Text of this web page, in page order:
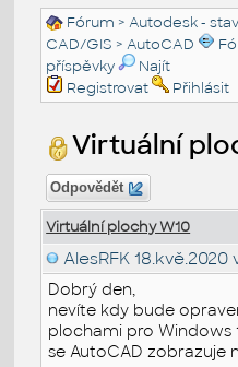
Fórum >Autodesk -
CAD/GIS >AutoCAD
příspěvky
Najít
Registrovat
Přihlásit
Virtuální
Odpovědět
Virtuální plochy W10
AlesRFK 18.kvě.2020
Dobrý den,
nevíte kdy bude
plochami pro Windows
se AutoCAD zobrazuje